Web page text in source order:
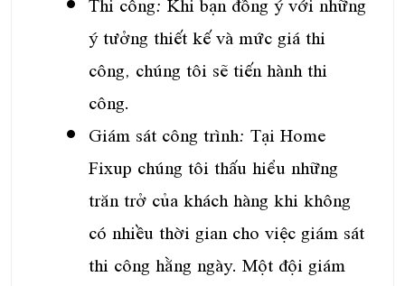
Thi công: Khi bạn đồng ý với những
ý tưởng thiết kế và mức giá thi
công, chúng tôi sẽ tiến hành thi
công.
Giám sát công trình: Tại Home
Fixup chúng tôi thấu hiểu những
trăn trở của khách hàng khi không
có nhiều thời gian cho việc giám sát
thi công hằng ngày. Một đội giám